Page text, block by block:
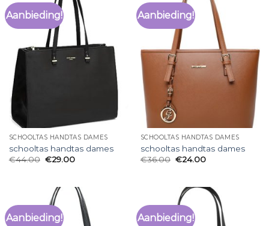
Aanbieding!
SCHOOLTAS HANDTAS DAMES
schooltas handtas dames
€44.00 €29.00
Aanbieding!
SCHOOLTAS HANDTAS DAMES
schooltas handtas dames
€36.00 €24.00
Aanbieding! Aanbieding!